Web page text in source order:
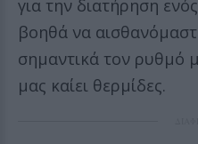
για την διατήρηση
βοηθά να
σημαντικά τον ρυθμό
μας καίει θερμίδες.